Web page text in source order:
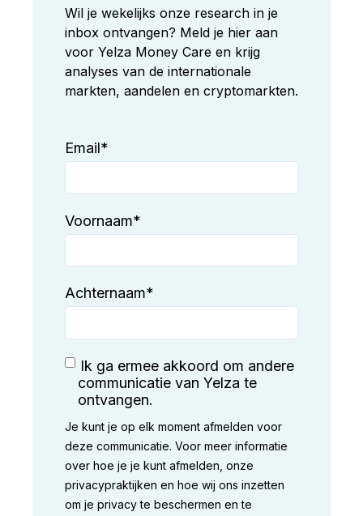
Wil je wekelijks onze research in je
inbox ontvangen? Meld je hier aan
voor Yelza Money Care en krijg
analyses van de internationale
markten, aandelen en cryptomarkten.
Email*
Voornaam*
Achternaam*
Ik ga ermee akkoord om andere
communicatie van Yelza te
ontvangen.
Je kunt je op elk moment afmelden voor
deze communicatie. Voor meer informatie
over hoe je je kunt afmelden, onze
privacypraktijken en hoe wij ons inzetten
om je privacy te beschermen en te